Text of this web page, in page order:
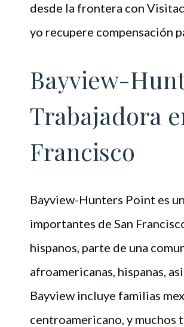
desde la frontera con
yo recupere compensación
Bayview-
Trabajadora
Francisco
Bayview-Hunters Point es
importantes de San
hispanos, parte de una
afroamericanas, hispanas,
Bayview incluye familias
centroamericano, y muchos